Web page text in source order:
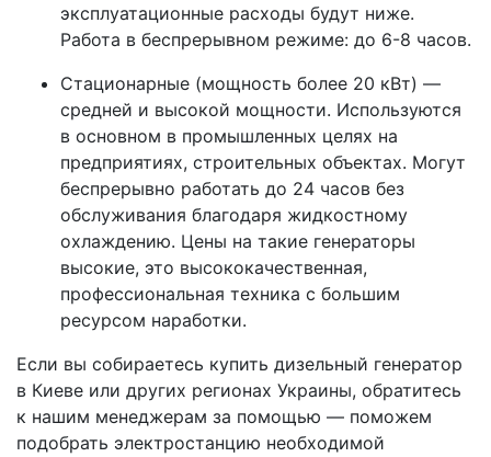
эксплуатационные расходы будут ниже.
Работа в беспрерывном режиме: до 6-8 часов.
Стационарные (мощность более 20 кВт) —
средней и высокой мощности. Используются
в основном в промышленных целях на
предприятиях, строительных объектах. Могут
беспрерывно работать до 24 часов без
обслуживания благодаря жидкостному
охлаждению. Цены на такие генераторы
высокие, это высококачественная,
профессиональная техника с большим
ресурсом наработки.
Если вы собираетесь купить дизельный генератор
в Киеве или других регионах Украины, обратитесь
к нашим менеджерам за помощью — поможем
подобрать электростанцию необходимой